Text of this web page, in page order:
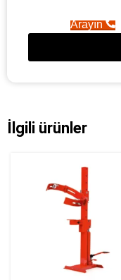
Arayın
İlgili ürünler